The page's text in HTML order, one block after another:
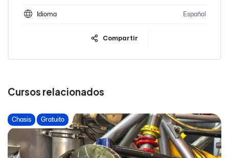
Idioma Español
Compartir
Cursos relacionados
Chasis Gratuito